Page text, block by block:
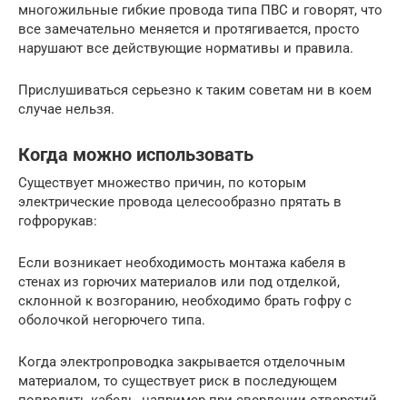
многожильные гибкие провода типа ПВС и говорят, что
все замечательно меняется и протягивается, просто
нарушают все действующие нормативы и правила.
Прислушиваться серьезно к таким советам ни в коем
случае нельзя.
Когда можно использовать
Существует множество причин, по которым
электрические провода целесообразно прятать в
гофрорукав:
Если возникает необходимость монтажа кабеля в
стенах из горючих материалов или под отделкой,
склонной к возгоранию, необходимо брать гофру с
оболочкой негорючего типа.
Когда электропроводка закрывается отделочным
материалом, то существует риск в последующем